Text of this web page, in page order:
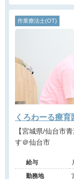
作業療法士(OT)
くろわーる療
【宮城県/仙台市青葉区】 放課後等デイサー
す＠仙台市
給与
勤務地